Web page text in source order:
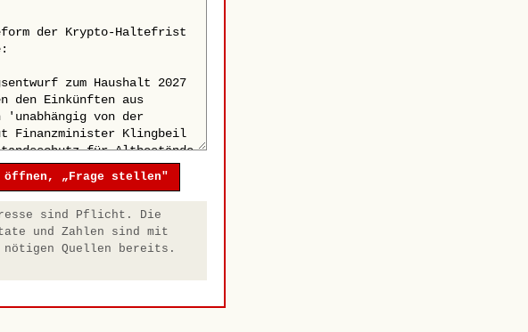
„Frage stellen"
sind Pflicht. Die
und Zahlen sind mit
nötigen Quellen bereits.